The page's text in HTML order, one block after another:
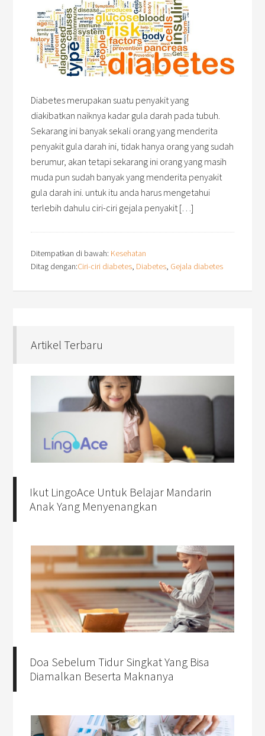
Diabetes merupakan suatu penyakit yang
diakibatkan naiknya kadar gula darah pada tubuh.
Sekarang ini banyak sekali orang yang menderita
penyakit gula darah ini, tidak hanya orang yang sudah
berumur, akan tetapi sekarang ini orang yang masih
muda pun sudah banyak yang menderita penyakit
gula darah ini. untuk itu anda harus mengetahui
terlebih dahulu ciri-ciri gejala penyakit […]
Ditempatkan di bawah: Kesehatan
Ditag dengan:Ciri-ciri diabetes, Diabetes, Gejala diabetes
Artikel Terbaru
Ikut LingoAce Untuk Belajar Mandarin
Anak Yang Menyenangkan
Doa Sebelum Tidur Singkat Yang Bisa
Diamalkan Beserta Maknanya